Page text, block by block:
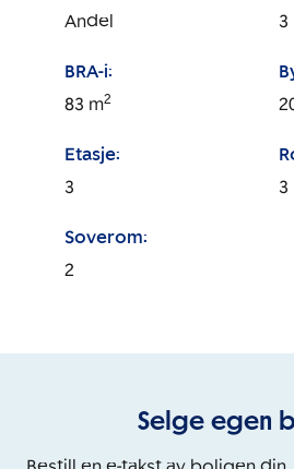
Andel
3
BRA-i:
83 m2
Etasje:
3
3
Soverom:
2
Selge egen